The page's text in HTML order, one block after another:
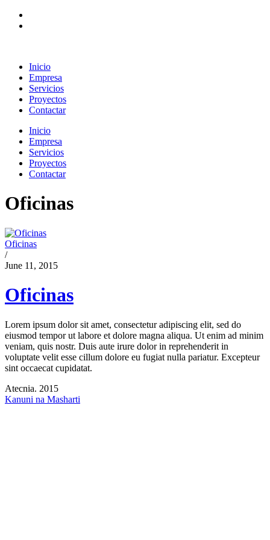
Inicio
Empresa
Servicios
Proyectos
Contactar
Inicio
Empresa
Servicios
Proyectos
Contactar
Oficinas
Oficinas
/
June 11, 2015
Oficinas
Lorem ipsum dolor sit amet, consectetur adipiscing elit, sed do
eiusmod tempor ut labore et dolore magna aliqua. Ut enim ad minim
veniam, quis nostr. Duis aute irure dolor in reprehenderit in
voluptate velit esse cillum dolore eu fugiat nulla pariatur. Excepteur
sint occaecat cupidatat.
Atecnia. 2015
Kanuni na Masharti